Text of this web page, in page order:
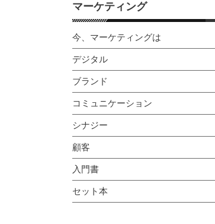
マーケティング
今、マーケティングは
デジタル
ブランド
コミュニケーション
シナジー
顧客
入門書
セット本